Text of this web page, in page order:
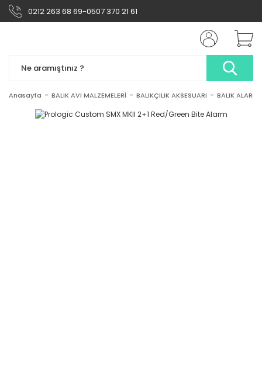
0212 263 68 69-0507 370 21 61
Anasayfa BALIK AVI MALZEMELERİ BALIKÇILIK AKSESUARI BALIK ALARMI